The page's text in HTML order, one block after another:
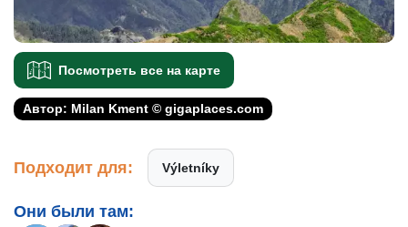
Посмотреть все на карте
Автор: Milan Kment © gigaplaces.com
Подходит для: Výletníky
Они были там: